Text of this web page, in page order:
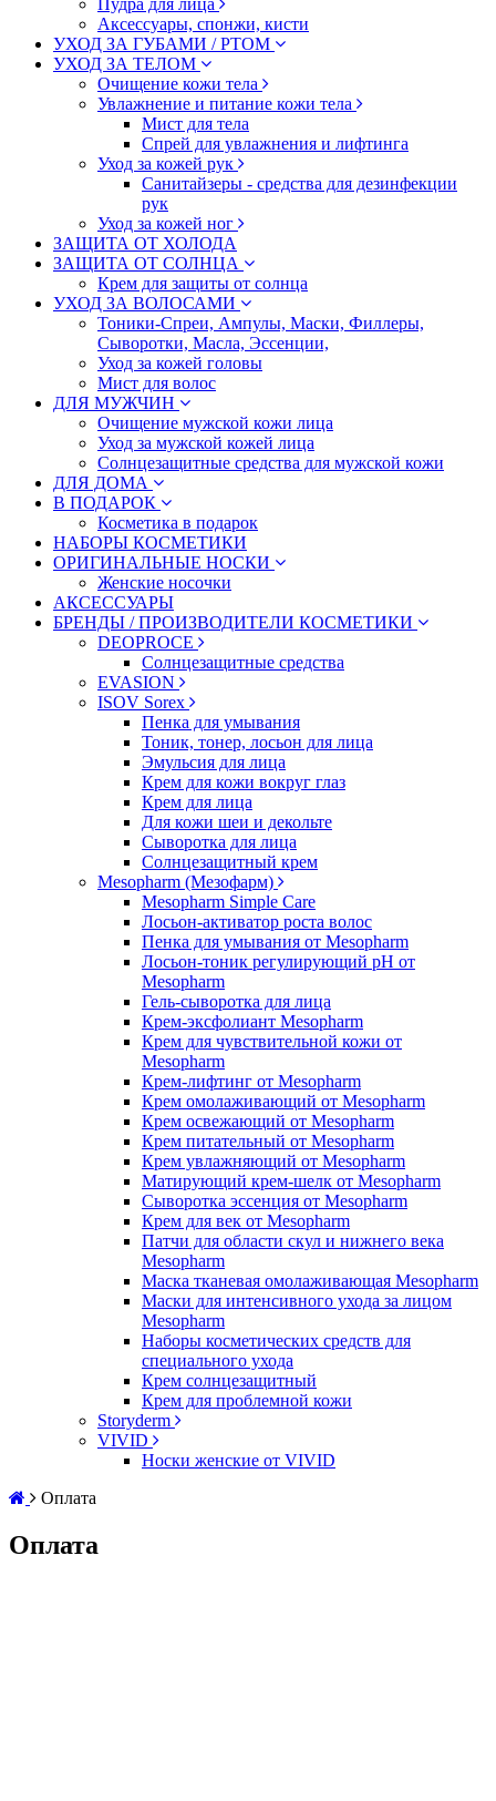
Аксессуары, спонжи, кисти
УХОД ЗА ГУБАМИ / РТОМ
УХОД ЗА ТЕЛОМ
Очищение кожи тела
Увлажнение и питание кожи тела
Мист для тела
Спрей для увлажнения и лифтинга
Уход за кожей рук
Санитайзеры - средства для дезинфекции
рук
Уход за кожей ног
ЗАЩИТА ОТ ХОЛОДА
ЗАЩИТА ОТ СОЛНЦА
Крем для защиты от солнца
УХОД ЗА ВОЛОСАМИ
Тоники-Спреи, Ампулы, Маски, Филлеры,
Сыворотки, Масла, Эссенции,
Уход за кожей головы
Мист для волос
ДЛЯ МУЖЧИН
Очищение мужской кожи лица
Уход за мужской кожей лица
Солнцезащитные средства для мужской кожи
ДЛЯ ДОМА
В ПОДАРОК
Косметика в подарок
НАБОРЫ КОСМЕТИКИ
ОРИГИНАЛЬНЫЕ НОСКИ
Женские носочки
АКСЕССУАРЫ
БРЕНДЫ / ПРОИЗВОДИТЕЛИ КОСМЕТИКИ
DEOPROCE
Солнцезащитные средства
EVASION
ISOV Sorex
Пенка для умывания
Тоник, тонер, лосьон для лица
Эмульсия для лица
Крем для кожи вокруг глаз
Крем для лица
Для кожи шеи и декольте
Сыворотка для лица
Солнцезащитный крем
Mesopharm (Мезофарм)
Mesopharm Simple Care
Лосьон-активатор роста волос
Пенка для умывания от Mesopharm
Лосьон-тоник регулирующий рН от
Mesopharm
Гель-сыворотка для лица
Крем-эксфолиант Mesopharm
Крем для чувствительной кожи от
Mesopharm
Крем-лифтинг от Mesopharm
Крем омолаживающий от Mesopharm
Крем освежающий от Mesopharm
Крем питательный от Mesopharm
Крем увлажняющий от Mesopharm
Матирующий крем-шелк от Mesopharm
Сыворотка эссенция от Mesopharm
Крем для век от Mesopharm
Патчи для области скул и нижнего века
Mesopharm
Маска тканевая омолаживающая Mesopharm
Маски для интенсивного ухода за лицом
Mesopharm
Наборы косметических средств для
специального ухода
Крем солнцезащитный
Крем для проблемной кожи
Storyderm
VIVID
Носки женские от VIVID
Оплата
Оплата